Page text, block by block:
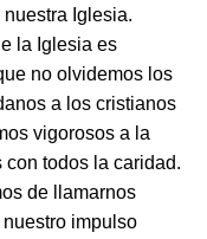
Iglesia.
la Iglesia es
no olvidemos los
a los cristianos
vigorosos a la
con todos la caridad.
de llamarnos
impulso